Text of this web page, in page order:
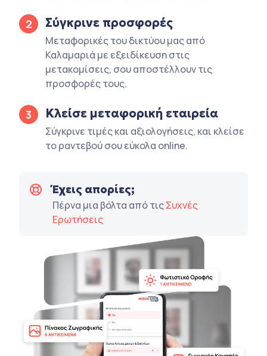
2 Σύγκρινε προσφορές
Μεταφορικές του δικτύου μας από
Καλαμαριά με εξειδίκευση στις
μετακομίσεις, σου αποστέλλουν τις
προσφορές τους.
3 Κλείσε μεταφορική εταιρεία
Σύγκρινε τιμές και αξιολογήσεις, και κλείσε
το ραντεβού σου εύκολα online.
Έχεις απορίες;
Πέρνα μια βόλτα από τιςΣυχνές
Ερωτήσεις